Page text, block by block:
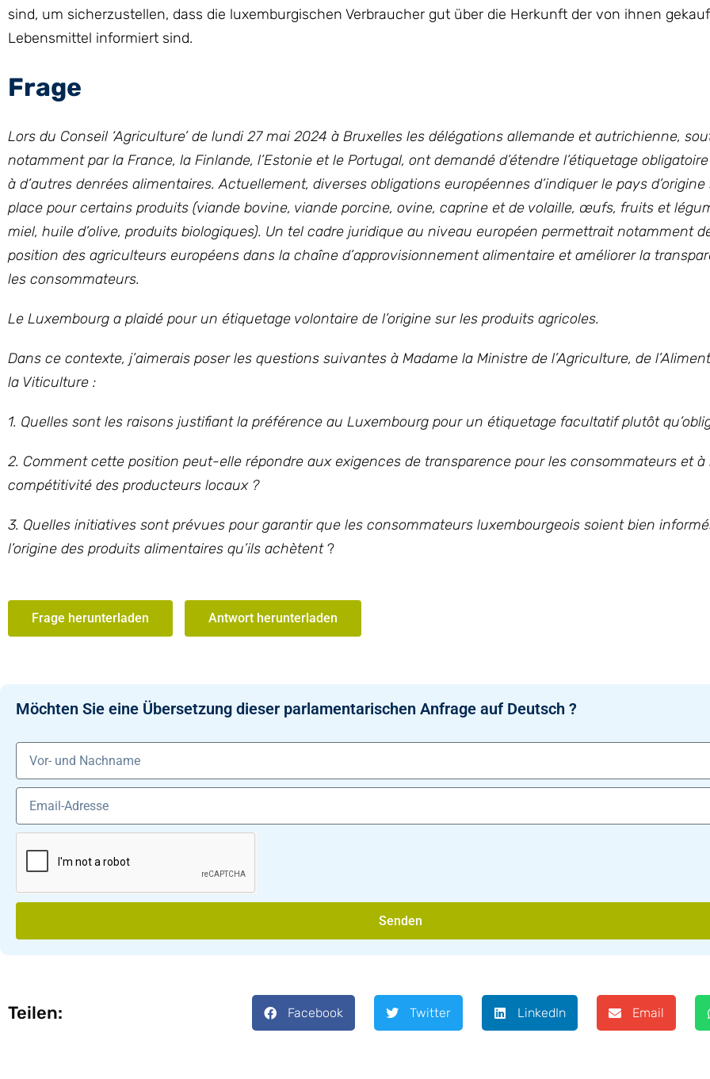
sind, um sicherzustellen, dass die luxemburgischen Verbraucher gut über die Herkunft der von ihnen
Lebensmittel informiert sind.
Frage
Lors du Conseil ‘Agriculture’ de lundi 27 mai 2024 à Bruxelles les délégations allemande et autrichienne,
notamment par la France, la Finlande, l’Estonie et le Portugal, ont demandé d’étendre l’étiquetage obligatoire
à d’autres denrées alimentaires. Actuellement, diverses obligations européennes d’indiquer le pays
place pour certains produits (viande bovine, viande porcine, ovine, caprine et de volaille, œufs, fruits et
miel, huile d’olive, produits biologiques). Un tel cadre juridique au niveau européen permettrait notamment
position des agriculteurs européens dans la chaîne d’approvisionnement alimentaire et améliorer la
les consommateurs.
Le Luxembourg a plaidé pour un étiquetage volontaire de l’origine sur les produits agricoles.
Dans ce contexte, j’aimerais poser les questions suivantes à Madame la Ministre de l’Agriculture, de
la Viticulture :
1. Quelles sont les raisons justifiant la préférence au Luxembourg pour un étiquetage facultatif plutôt
2. Comment cette position peut-elle répondre aux exigences de transparence pour les consommateurs et à
compétitivité des producteurs locaux ?
3. Quelles initiatives sont prévues pour garantir que les consommateurs luxembourgeois soient bien
l’origine des produits alimentaires qu’ils achètent?
Frage herunterladen Antwort herunterladen
Möchten Sie eine Übersetzung dieser parlamentarischen Anfrage auf Deutsch ?
Senden
Teilen: Facebook Twitter LinkedIn Email